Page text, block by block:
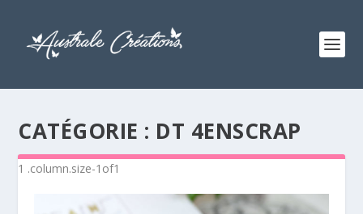
CATÉGORIE : DT 4ENSCRAP